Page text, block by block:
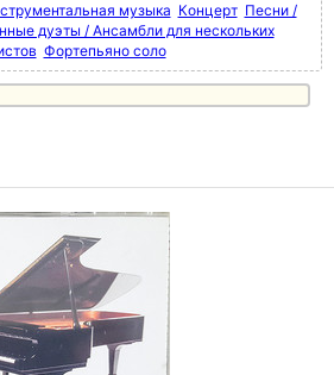
музыка Концерт Песни /
дуэты / Ансамбли для нескольких
Фортепьяно соло